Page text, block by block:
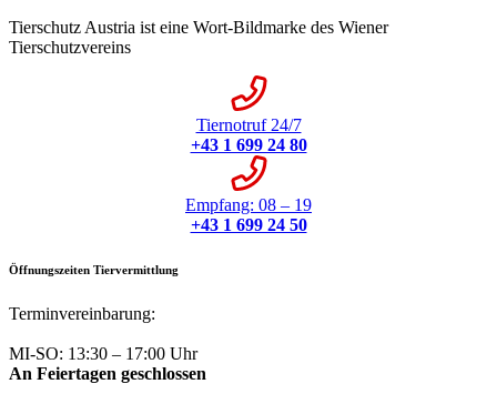
Tierschutz Austria ist eine Wort-Bildmarke des Wiener
Tierschutzvereins
Tiernotruf 24/7
+43 1 699 24 80
Empfang: 08 – 19
+43 1 699 24 50
Öffnungszeiten Tiervermittlung
Terminvereinbarung:
MI-SO: 13:30 – 17:00 Uhr
An Feiertagen geschlossen